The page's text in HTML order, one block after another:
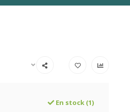
En stock (1)